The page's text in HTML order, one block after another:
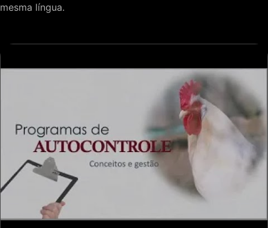
mesma língua.